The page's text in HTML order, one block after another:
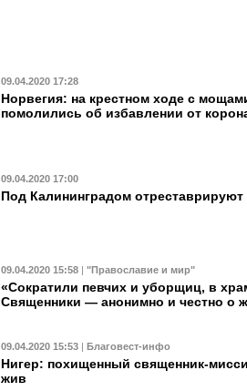
09.04.2020 17:28
Норвегия: на крестном ходе с
помолились об избавлении от
09.04.2020 17:00
Под Калининградом отреставрируют
09.04.2020 15:58 | "Православие и мир"
«Сократили певчих и уборщиц, в
Священники — анонимно и честно о
09.04.2020 15:53 Благовест-инфо
Нигер: похищенный священник-
жив